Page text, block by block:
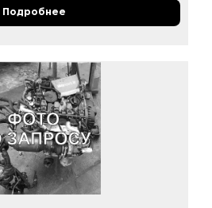
Подробнее